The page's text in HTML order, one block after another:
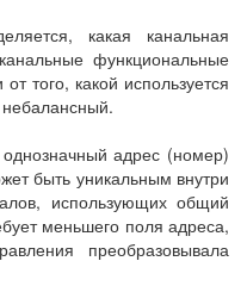
какая канальная
функциональные
того, какой используется
адрес (номер)
быть уникальным внутри
использующих общий
меньшего поля адреса,
преобразовывала